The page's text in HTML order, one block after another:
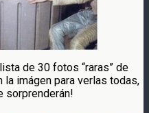
de 30 fotos “raras” de
la imágen para verlas todas,
sorprenderán!